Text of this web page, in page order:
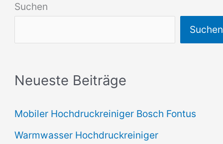
Suchen
Suchen
Neueste Beiträge
Mobiler Hochdruckreiniger Bosch Fontus
Warmwasser Hochdruckreiniger